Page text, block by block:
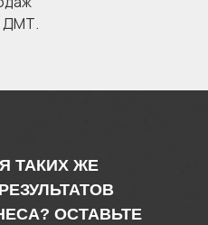
ДМТ.
ТАКИХ ЖЕ
ОСТАВЬТЕ